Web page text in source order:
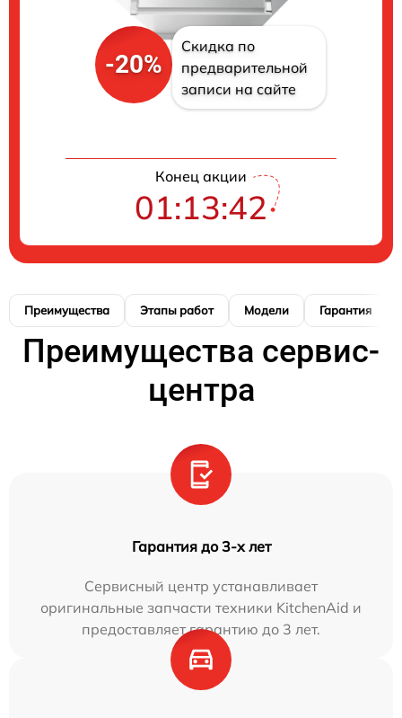
-20%
Скидка по
предварительной
записи на сайте
Конец акции
01:13:41
Преимущества Этапы работ Модели Гарантия
Преимущества сервис-
центра
Гарантия до 3-х лет
Сервисный центр устанавливает
оригинальные запчасти техники KitchenAid и
предоставляет гарантию до 3 лет.